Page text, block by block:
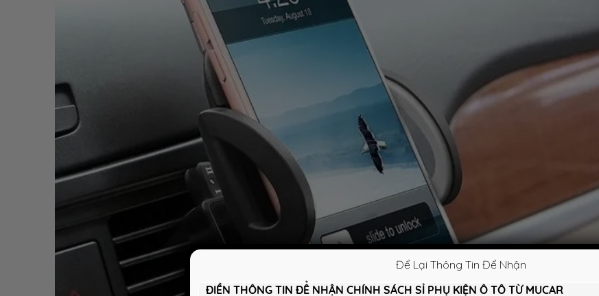
Để Lại Thông Tin Để Nhận
ĐIỀN THÔNG TIN ĐỂ NHẬN CHÍNH SÁCH SỈ PHỤ KIỆN Ô TÔ TỪ MUCAR